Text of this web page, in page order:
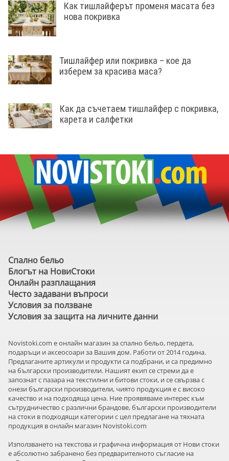
Как тишлайферът променя масата без
нова покривка
Тишлайфер или покривка – кое да
изберем за красива маса?
Как да съчетаем тишлайфер с покривка,
карета и салфетки
Спално бельо
Блогът на НовиСтоки
Онлайн разплащания
Често задавани въпроси
Условия за ползване
Условия за защита на личните данни
Novistoki.com e онлайн магазин за спално бельо, пердета,
подаръци и аксеосоари за Вашия дом. Работи от 2014 година.
Предлаганите артикули и продукти са подбрани, и са предимно
на български производители. Нашият екип се стреми да е
запознат с пазара на текстилни и битови стоки, и се свързва с
онези български производители, чиято продукция е с високо
качество и на подходяща цена. Ние проявяваме интерес към
сътрудничество с различни брандове, български производители
на стоки в подходящи категории с цел предлагане на тяхната
продукция в онлайн магазин Novistoki.com
Използването на текстова и графична информация от Нови стоки
е абсолютно забранено без предварителното съгласие на